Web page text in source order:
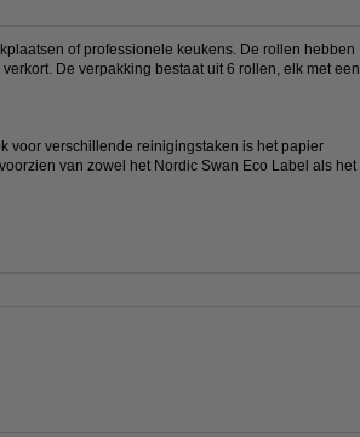
of professionele keukens. De rollen hebben
De verpakking bestaat uit 6 rollen, elk met een
voor verschillende reinigingstaken is het papier
van zowel het Nordic Swan Eco Label als het